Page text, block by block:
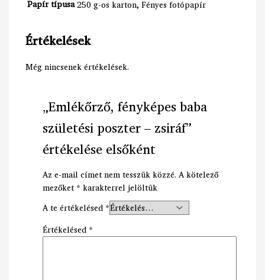
Papír típusa250 g-os karton, Fényes fotópapír
Értékelések
Még nincsenek értékelések.
„Emlékőrző, fényképes baba
születési poszter – zsiráf”
értékelése elsőként
Az e-mail címet nem tesszük közzé. A kötelező
mezőket * karakterrel jelöltük
A te értékelésed *
Értékelésed *